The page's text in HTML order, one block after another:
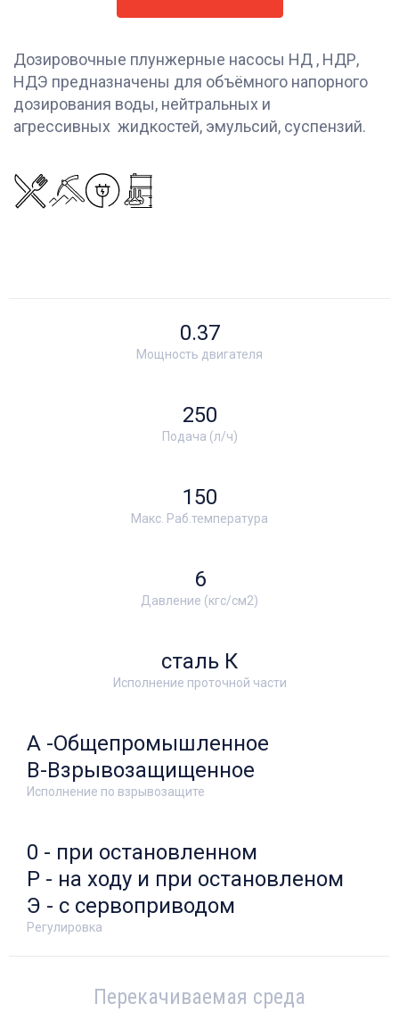
Дозировочные плунжерные насосы НД , НДР,
НДЭ предназначены для объёмного напорного
дозирования воды, нейтральных и
агрессивных жидкостей, эмульсий, суспензий.
Мощность двигателя
0.37
Подача (л/ч)
250
Макс. Раб.температура
150
Давление (кгс/см2)
6
Исполнение проточной части
сталь К
Исполнение по взрывозащите
А -Общепромышленное
В-Взрывозащищенное
Регулировка
0 - при остановленном
Р - на ходу и при остановленом
Э - с сервоприводом
Перекачиваемая среда